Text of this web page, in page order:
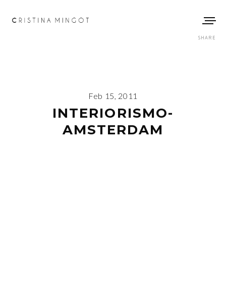
SHARE
Feb 15, 2011
INTERIORISMO-
AMSTERDAM